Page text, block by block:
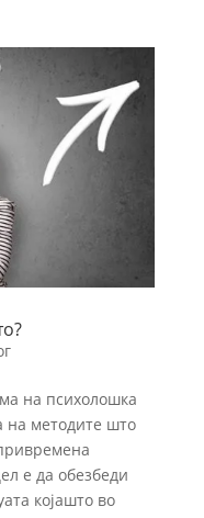
на психолошка
на методите што
е да обезбеди
којашто во